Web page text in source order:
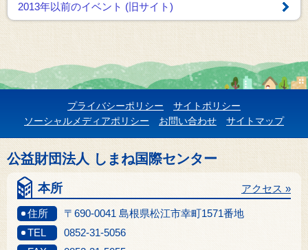
2013年以前のイベント (旧サイト)
プライバシーポリシー
サイトポリシー
ソーシャルメディアポリシー
お問い合わせ サイトマップ
公益財団法人 しまね国際センター
本所
住所 〒690-0041 島根県松江市幸町1571番地
アクセス »
TEL
0852-31-5056